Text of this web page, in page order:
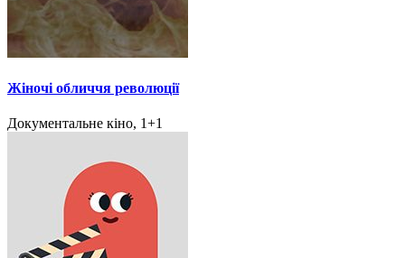
Жіночі обличчя революції
Документальне кіно, 1+1